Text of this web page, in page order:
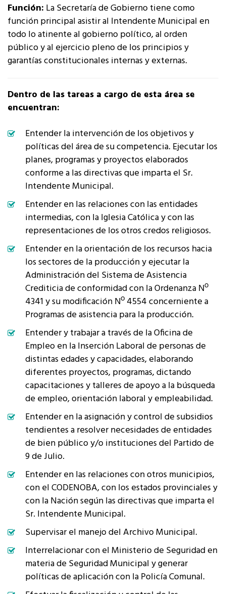
Función: La Secretaría de Gobierno tiene como
función principal asistir al Intendente Municipal en
todo lo atinente al gobierno político, al orden
público y al ejercicio pleno de los principios y
garantías constitucionales internas y externas.
Dentro de las tareas a cargo de esta área se
encuentran:
Entender la intervención de los objetivos y
políticas del área de su competencia. Ejecutar los
planes, programas y proyectos elaborados
conforme a las directivas que imparta el Sr.
Intendente Municipal.
Entender en las relaciones con las entidades
intermedias, con la Iglesia Católica y con las
representaciones de los otros credos religiosos.
Entender en la orientación de los recursos hacia
los sectores de la producción y ejecutar la
Administración del Sistema de Asistencia
Crediticia de conformidad con la Ordenanza Nº
4341 y su modificación Nº 4554 concerniente a
Programas de asistencia para la producción.
Entender y trabajar a través de la Oficina de
Empleo en la Inserción Laboral de personas de
distintas edades y capacidades, elaborando
diferentes proyectos, programas, dictando
capacitaciones y talleres de apoyo a la búsqueda
de empleo, orientación laboral y empleabilidad.
Entender en la asignación y control de subsidios
tendientes a resolver necesidades de entidades
de bien público y/o instituciones del Partido de
9 de Julio.
Entender en las relaciones con otros municipios,
con el CODENOBA, con los estados provinciales y
con la Nación según las directivas que imparta el
Sr. Intendente Municipal.
Supervisar el manejo del Archivo Municipal.
Interrelacionar con el Ministerio de Seguridad en
materia de Seguridad Municipal y generar
políticas de aplicación con la Policía Comunal.